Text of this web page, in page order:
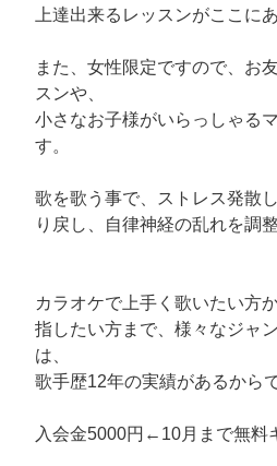
上達出来るレッスンがここに
また、女性限定ですので、お
スンや、
小さなお子様がいらっしゃる
す。
歌を歌う事で、ストレス発散
り戻し、自律神経の乱れを調
カラオケで上手く歌いたい方
指したい方まで、様々なジャ
は、
歌手歴12年の実績があるからで
入会金5000円←10月まで無料